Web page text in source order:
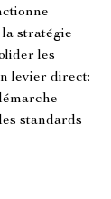
stratégie
les
levier direct:
standards